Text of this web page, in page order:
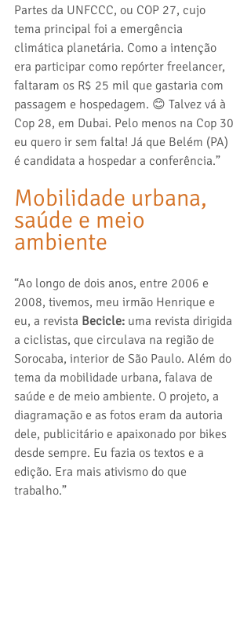
Partes da UNFCCC, ou COP 27, cujo
tema principal foi a emergência
climática planetária. Como a intenção
era participar como repórter freelancer,
faltaram os R$ 25 mil que gastaria com
passagem e hospedagem. 😊 Talvez vá à
Cop 28, em Dubai. Pelo menos na Cop 30
eu quero ir sem falta! Já que Belém (PA)
é candidata a hospedar a conferência.”
Mobilidade urbana,
saúde e meio
ambiente
“Ao longo de dois anos, entre 2006 e
2008, tivemos, meu irmão Henrique e
eu, a revista Becicle: uma revista dirigida
a ciclistas, que circulava na região de
Sorocaba, interior de São Paulo. Além do
tema da mobilidade urbana, falava de
saúde e de meio ambiente. O projeto, a
diagramação e as fotos eram da autoria
dele, publicitário e apaixonado por bikes
desde sempre. Eu fazia os textos e a
edição. Era mais ativismo do que
trabalho.”